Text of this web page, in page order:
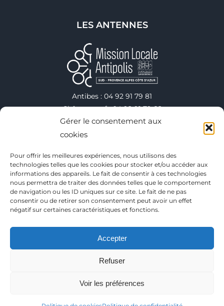
Gérer le consentement aux
cookies
Pour offrir les meilleures expériences, nous utilisons des
technologies telles que les cookies pour stocker et/ou accéder aux
informations des appareils. Le fait de consentir à ces technologies
nous permettra de traiter des données telles que le comportement
de navigation ou les ID uniques sur ce site. Le fait de ne pas
consentir ou de retirer son consentement peut avoir un effet
négatif sur certaines caractéristiques et fonctions.
Accepter
Refuser
Voir les préférences
LES ANTENNES
Antibes : 04 92 91 79 81
Châteauneuf : 04 92 91 79 82
Valbonne : 04 92 91 79 75
Vallauris : 04 92 38 40 00
Copyright 2025
Conditions générales d’utilisation
Mentions Légales
Contact
FAQ
et Conditions d'utilisation